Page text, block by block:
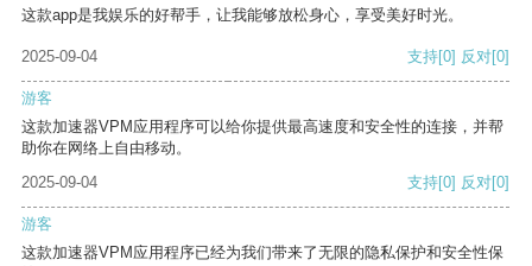
这款app是我娱乐的好帮手，让我能够放松身心，享受美好时光。
2025-09-04 支持[0] 反对[0]
游客
这款加速器VPM应用程序可以给你提供最高速度和安全性的连接，并帮
助你在网络上自由移动。
2025-09-04
支持[0] 反对[0]
游客
这款加速器VPM应用程序已经为我们带来了无限的隐私保护和安全性保